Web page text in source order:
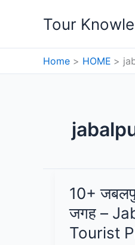
Tour
Home HOME
10+
जगह –
Tourist